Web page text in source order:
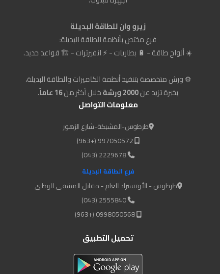
زيرو وان للطاقة البديلة
فرع مختص بأنظمة الطاقة البديلة:
☀️ ألواح طاقة - 🔋 بطاريات - ⚡ انفيرترات - 🏗️ قواعد حديد.
⚙️ ورش متخصصة بتنفيذ أنظمة الكاميرات والطاقة البديلة،
بخبرة تزيد عن2000 ورشة خلال أكثر من16 عاماً
.
معلومات التواصل
طرطوس-المشبكة-شارع الزهور
2229678 (043)
فرع الطاقة البديلة
طرطوس - الأوتستراد العام - مقابل المشفى الوطني
2555840 (043)
تحميل التطبيق